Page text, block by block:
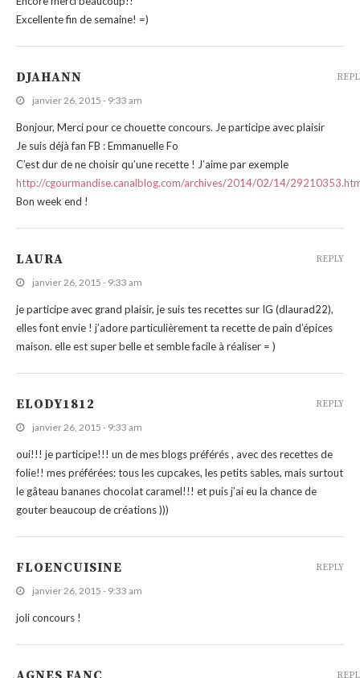
Excellente fin de semaine! =)
DJAHANN
janvier 26, 2015 - 9:33 am
Bonjour, Merci pour ce chouette concours. Je participe avec plaisir
Je suis déjà fan FB : Emmanuelle Fo
C’est dur de ne choisir qu’une recette ! J’aime par exemple
http://cgourmandise.canalblog.com/archives/2014/02/14/
Bon week end !
LAURA
janvier 26, 2015 - 9:33 am
je participe avec grand plaisir, je suis tes recettes sur IG (dlaurad22),
elles font envie ! j’adore particulièrement ta recette de pain d’épices
maison. elle est super belle et semble facile à réaliser = )
REPLY
ELODY1812
janvier 26, 2015 - 9:33 am
oui!!! je participe!!! un de mes blogs préférés , avec des recettes de
folie!! mes préférées: tous les cupcakes, les petits sables, mais surtout
le gâteau bananes chocolat caramel!!! et puis j’ai eu la chance de
gouter beaucoup de créations )))
REPLY
FLOENCUISINE
janvier 26, 2015 - 9:33 am
joli concours !
REPLY